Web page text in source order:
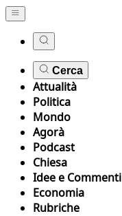
Cerca
Attualità
Politica
Mondo
Agorà
Podcast
Chiesa
Idee e Commenti
Economia
Rubriche